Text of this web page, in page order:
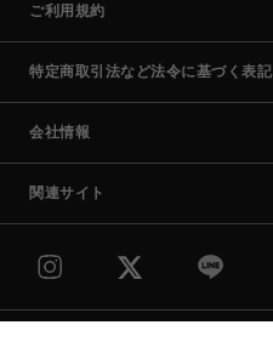
ご利用規約
特定商取引法など法令に基づく表記
会社情報
関連サイト